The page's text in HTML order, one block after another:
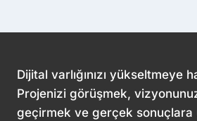
Dijital varlığınızı yükseltmeye
Projenizi görüşmek,
geçirmek ve gerçek sonuçlara